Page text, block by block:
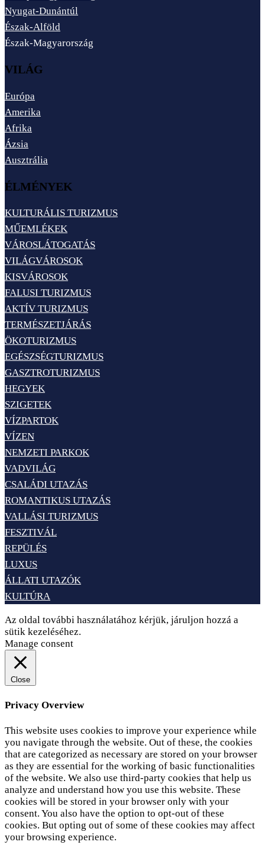
Nyugat-Dunántúl
Észak-Alföld
Észak-Magyarország
VILÁG
Európa
Amerika
Afrika
Ázsia
Ausztrália
ÉLMÉNYEK
KULTURÁLIS TURIZMUS
MŰEMLÉKEK
VÁROSLÁTOGATÁS
VILÁGVÁROSOK
KISVÁROSOK
FALUSI TURIZMUS
AKTÍV TURIZMUS
TERMÉSZETJÁRÁS
ÖKOTURIZMUS
EGÉSZSÉGTURIZMUS
GASZTROTURIZMUS
HEGYEK
SZIGETEK
VÍZPARTOK
VÍZEN
NEMZETI PARKOK
VADVILÁG
CSALÁDI UTAZÁS
ROMANTIKUS UTAZÁS
VALLÁSI TURIZMUS
FESZTIVÁL
REPÜLÉS
LUXUS
ÁLLATI UTAZÓK
KULTÚRA
Az oldal további használatához kérjük, járuljon hozzá a
sütik kezeléséhez.
Manage consent
Close
Privacy Overview
This website uses cookies to improve your experience while
you navigate through the website. Out of these, the cookies
that are categorized as necessary are stored on your browser
as they are essential for the working of basic functionalities
of the website. We also use third-party cookies that help us
analyze and understand how you use this website. These
cookies will be stored in your browser only with your
consent. You also have the option to opt-out of these
cookies. But opting out of some of these cookies may affect
your browsing experience.